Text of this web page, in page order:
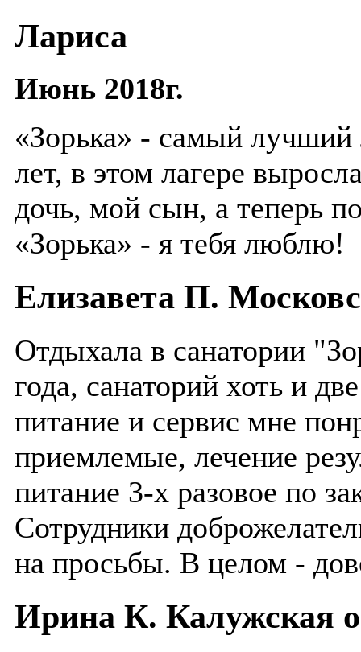
Лариса
Июнь 2018г.
«Зорька» - самый
лет, в этом лагере
дочь, мой сын, а теперь
«Зорька» - я тебя люблю!
Елизавета П.
Отдыхала в санатории
года, санаторий хоть и
питание и сервис мне
приемлемые, лечение
питание 3-х разовое по
Сотрудники
на просьбы. В целом -
Ирина К. Калужская